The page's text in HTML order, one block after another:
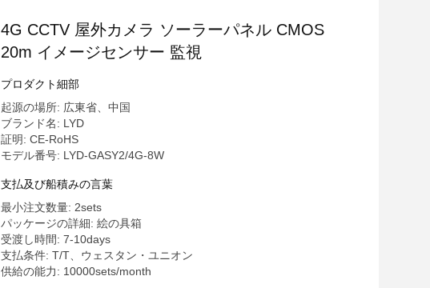
4G CCTV 屋外カメラ ソーラーパネル CMOS
20m イメージセンサー 監視
プロダクト細部
起源の場所: 広東省、中国
ブランド名: LYD
証明: CE-RoHS
モデル番号: LYD-GASY2/4G-8W
支払及び船積みの言葉
最小注文数量: 2sets
パッケージの詳細: 絵の具箱
受渡し時間: 7-10days
支払条件: T/T、ウェスタン・ユニオン
供給の能力: 10000sets/month